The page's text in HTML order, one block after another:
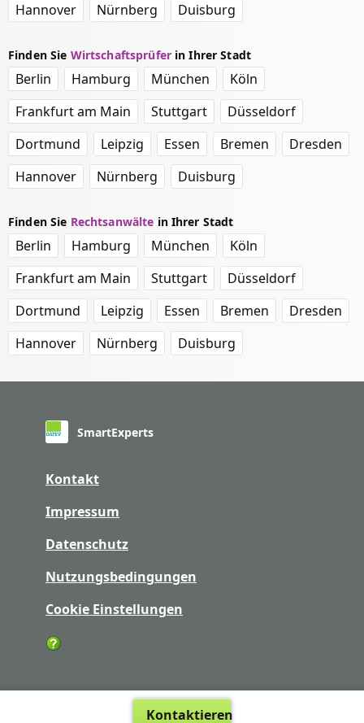
Hannover
Nürnberg Duisburg
Finden Sie Wirtschaftsprüferin Ihrer Stadt
Berlin Hamburg München
Köln
Frankfurt am Main
Stuttgart
Düsseldorf
Dortmund
Leipzig Essen Bremen
Dresden
Hannover
Nürnberg Duisburg
Finden Sie Rechtsanwälte in Ihrer Stadt
Berlin Hamburg München
Köln
Frankfurt am Main
Stuttgart
Düsseldorf
Dortmund
Leipzig Essen Bremen
Dresden
Hannover
Nürnberg Duisburg
SmartExperts
Kontakt
Impressum
Datenschutz
Nutzungsbedingungen
Cookie Einstellungen
Kontaktieren